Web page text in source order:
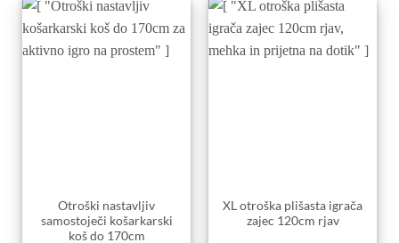
Otroški nastavljiv
samostoječi košarkarski
koš do 170cm
XL otroška plišasta igrača
zajec 120cm rjav